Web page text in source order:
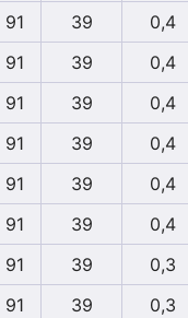
91 39
0,4
91 39
0,4
91 39
0,4
91 39
0,4
91 39
0,4
91 39
0,4
91 39
0,3
91 39
0,3